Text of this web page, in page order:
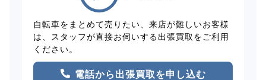
自転車をまとめて売りたい、来店が難しいお客様
は、スタッフが直接お伺いする出張買取をご利用
ください。
電話から出張買取を申し込む